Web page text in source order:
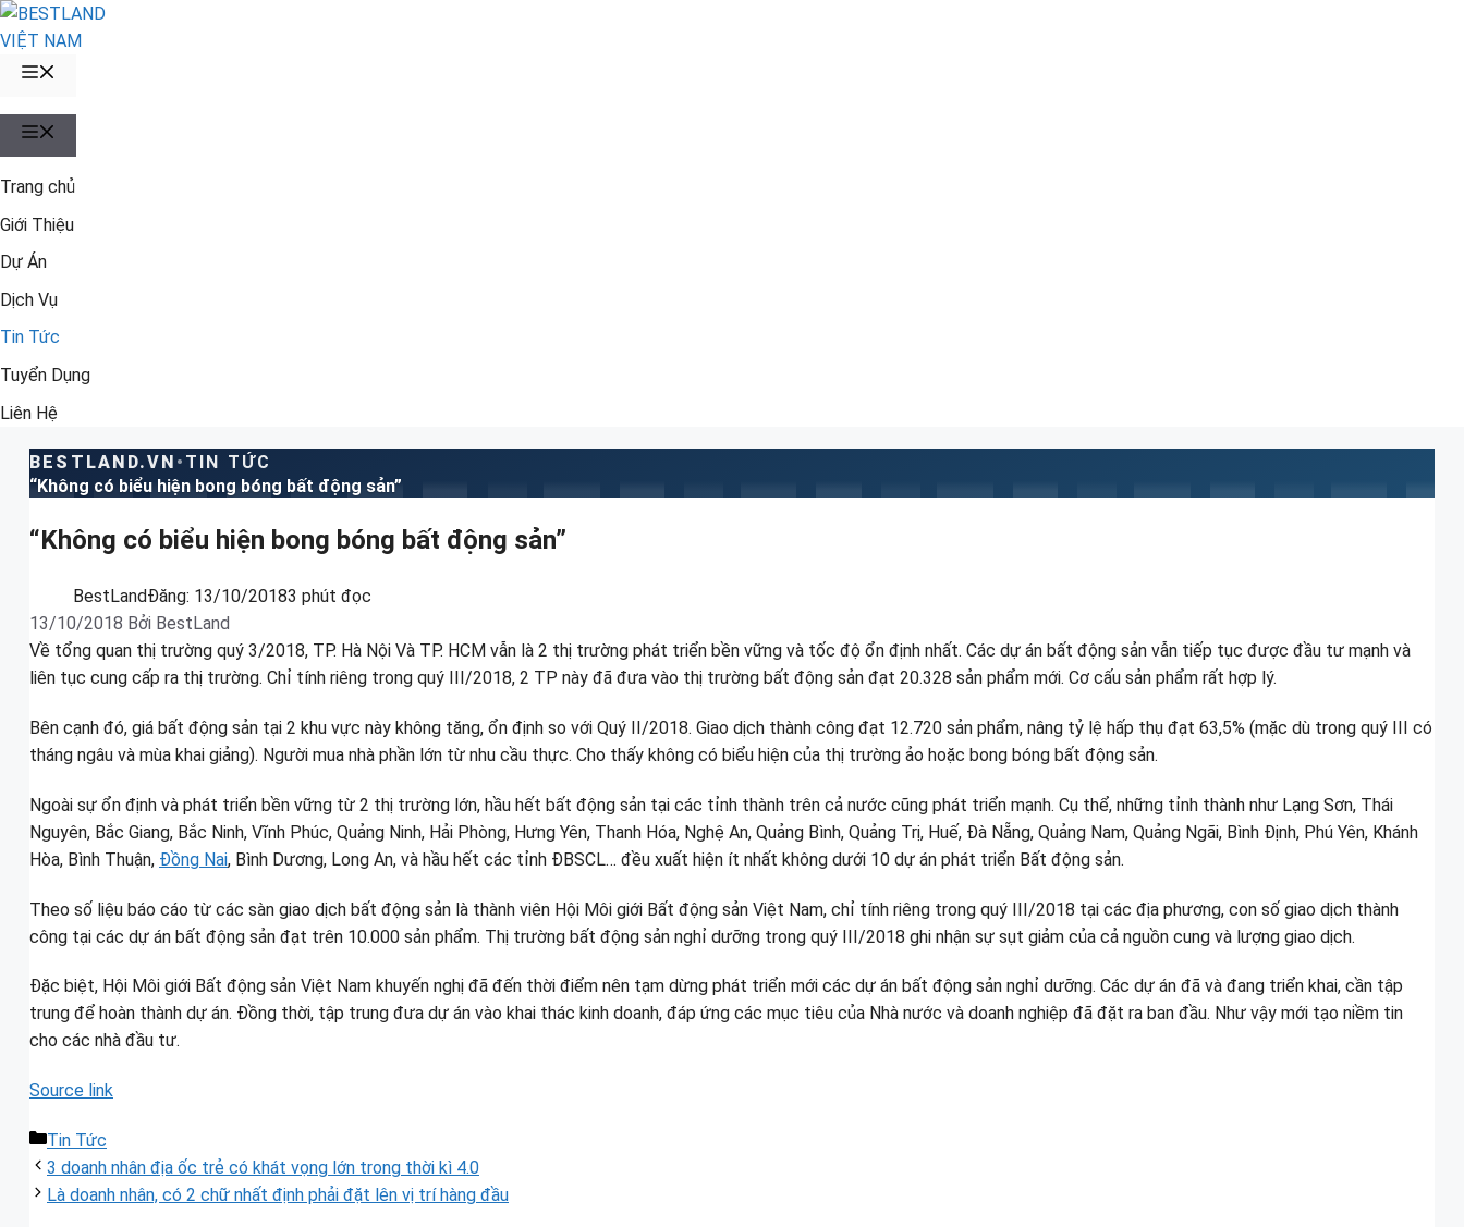
Chuyển
đến
Trang chủ
Giới Thiệu
Dự Án
Dịch Vụ
Tin Tức
Tuyển Dụng
Liên Hệ
BESTLAND.VN • TIN TỨC
“Không có biểu hiện bong bóng bất động sản”
“Không có biểu hiện bong bóng bất động sản”
BestLandĐăng: 13/10/20183 phút đọc
13/10/2018 Bởi BestLand
Về tổng quan thị trường quý 3/2018, TP. Hà Nội Và TP. HCM vẫn là 2 thị trường phát triển bền vững và tốc độ ổn định nhất. Các dự án bất động sản vẫn tiếp tục được đầu tư mạnh và
liên tục cung cấp ra thị trường. Chỉ tính riêng trong quý III/2018, 2 TP này đã đưa vào thị trường bất động sản đạt 20.328 sản phẩm mới. Cơ cấu sản phẩm rất hợp lý.
Bên cạnh đó, giá bất động sản tại 2 khu vực này không tăng, ổn định so với Quý II/2018. Giao dịch thành công đạt 12.720 sản phẩm, nâng tỷ lệ hấp thụ đạt 63,5% (mặc dù trong quý III có
tháng ngâu và mùa khai giảng). Người mua nhà phần lớn từ nhu cầu thực. Cho thấy không có biểu hiện của thị trường ảo hoặc bong bóng bất động sản.
Ngoài sự ổn định và phát triển bền vững từ 2 thị trường lớn, hầu hết bất động sản tại các tỉnh thành trên cả nước cũng phát triển mạnh. Cụ thể, những tỉnh thành như Lạng Sơn, Thái
Nguyên, Bắc Giang, Bắc Ninh, Vĩnh Phúc, Quảng Ninh, Hải Phòng, Hưng Yên, Thanh Hóa, Nghệ An, Quảng Bình, Quảng Trị, Huế, Đà Nẵng, Quảng Nam, Quảng Ngãi, Bình Định, Phú Yên, Khánh
Hòa, Bình Thuận, Đồng Nai, Bình Dương, Long An, và hầu hết các tỉnh ĐBSCL… đều xuất hiện ít nhất không dưới 10 dự án phát triển Bất động sản.
Theo số liệu báo cáo từ các sàn giao dịch bất động sản là thành viên Hội Môi giới Bất động sản Việt Nam, chỉ tính riêng trong quý III/2018 tại các địa phương, con số giao dịch thành
công tại các dự án bất động sản đạt trên 10.000 sản phẩm. Thị trường bất động sản nghỉ dưỡng trong quý III/2018 ghi nhận sự sụt giảm của cả nguồn cung và lượng giao dịch.
Đặc biệt, Hội Môi giới Bất động sản Việt Nam khuyến nghị đã đến thời điểm nên tạm dừng phát triển mới các dự án bất động sản nghỉ dưỡng. Các dự án đã và đang triển khai, cần tập
trung để hoàn thành dự án. Đồng thời, tập trung đưa dự án vào khai thác kinh doanh, đáp ứng các mục tiêu của Nhà nước và doanh nghiệp đã đặt ra ban đầu. Như vậy mới tạo niềm tin
cho các nhà đầu tư.
Source link
Danh
mục
Tin Tức
3 doanh nhân địa ốc trẻ có khát vọng lớn trong thời kì 4.0
Là doanh nhân, có 2 chữ nhất định phải đặt lên vị trí hàng đầu